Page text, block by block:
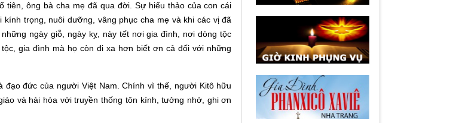
ông bà cha mẹ đã qua đời. Sự hiếu thảo của con cái
trọng, nuôi dưỡng, vâng phục cha mẹ và khi các vị đã
ngày giỗ, ngày kỵ, này tết nơi gia đình, nơi dòng tộc
gia đình mà họ còn đi xa hơn biết ơn cả đối với những
đức của người Việt Nam. Chính vì thế, người Kitô hữu
và hài hòa với truyền thống tôn kính, tưởng nhớ, ghi ơn